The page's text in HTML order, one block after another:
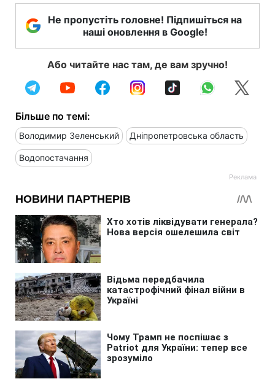
Не пропустіть головне! Підпишіться на
наші оновлення в Google!
Або читайте нас там, де вам зручно!
Більше по темі:
Володимир Зеленський Дніпропетровська область
Водопостачання